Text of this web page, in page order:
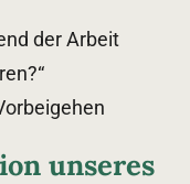
der Arbeit
unseres